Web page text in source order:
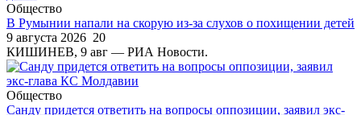
Общество
В Румынии напали на скорую из-за слухов о похищении детей
9 августа 2026 20
КИШИНЕВ, 9 авг — РИА Новости.
Общество
Санду придется ответить на вопросы оппозиции, заявил экс-